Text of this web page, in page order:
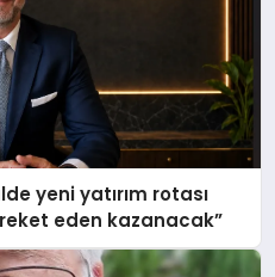
yeni yatırım rotası
eden kazanacak”